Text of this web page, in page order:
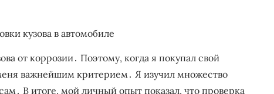
кузова в автомобиле
от коррозии․ Поэтому, когда я покупал свой
важнейшим критерием․ Я изучил множество
В итоге, мой личный опыт показал, что проверка